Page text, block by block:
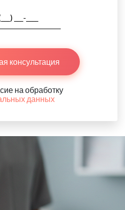
консультация
на обработку
данных